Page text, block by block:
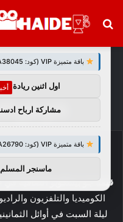
بحث
كم من
قيمة جو بيسكوبو الصافية في عام
الكوميديا ​​والتلفزيون
ليلة السبت في أوائل
توصيات :
باقة متميزة VIP (كود: AA38045):
اول اثنين ريادة
مشاركة ارباح
باقة متميزة VIP (كود: AA26790):
ماسنجر المسلم